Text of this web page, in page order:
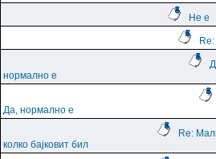
Не е
нормално е
Да, нормално е
Re:
колко бајковит бил